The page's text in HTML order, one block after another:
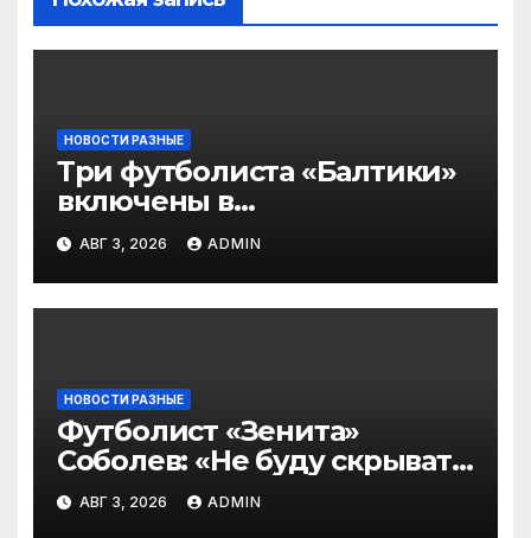
НОВОСТИ РАЗНЫЕ
Три футболиста «Балтики»
включены в
символическую сборную
2‑го тура РПЛ по версии
подписчиков МАТЧ
ПРЕМЬЕР
АВГ 3, 2026 ADMIN
НОВОСТИ РАЗНЫЕ
Футболист «Зенита»
Соболев: «Не буду скрывать
— в Оренбурге всегда
тяжело играть»
АВГ 3, 2026 ADMIN